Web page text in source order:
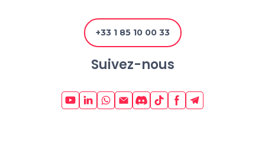
+33 1 85 10 00 33
Suivez-nous